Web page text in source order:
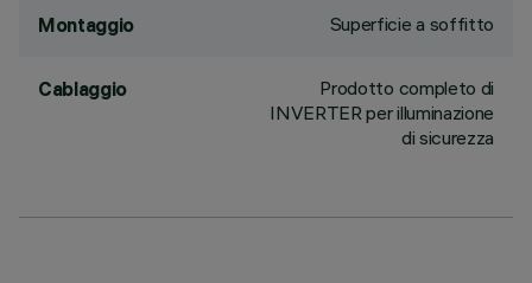
Montaggio Superficie a soffitto
Cablaggio
Prodotto completo di
INVERTER per illuminazione
di sicurezza